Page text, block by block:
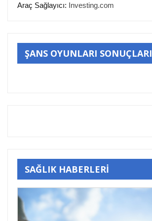
Araç Sağlayıcı: Investing.com
ŞANS OYUNLARI SONUÇLARI
SAĞLIK HABERLERİ